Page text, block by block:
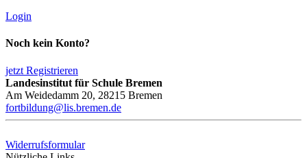
Login
Noch kein Konto?
jetzt Registrieren
Landesinstitut für Schule Bremen
Am Weidedamm 20, 28215 Bremen
fortbildung@lis.bremen.de
Widerrufsformular